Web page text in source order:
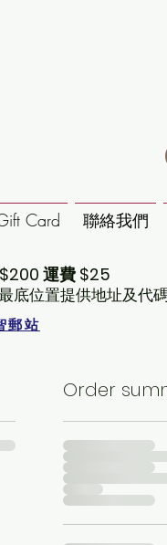
Card 聯絡我們
Order
底位置提供地址及代
郵站
運費 $25